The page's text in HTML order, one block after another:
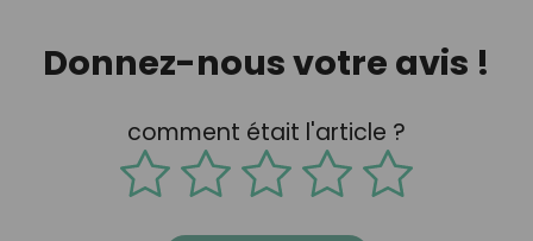
Donnez-nous votre avis !
comment était l'article ?